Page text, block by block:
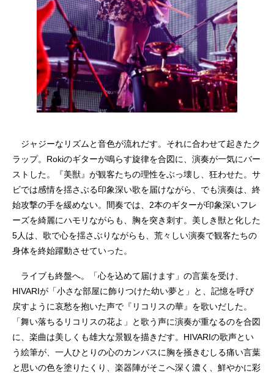
ジャジーなリズムと音色が流れだす。それに合わせて起きたク
ラップ。Rokiのギターが鳴らす旋律を合図に、演奏が一気にバー
ストした。『美獣』が観客たちの理性をぶっ壊し、狂わせた。サ
ビでは感情を揺さぶる印象深い歌を届けながら、でも演奏は、終
始攻撃の手を緩めない。間奏では、2本のギターが印象深いフレ
ーズを綺麗にハモリながらも、胸を突き刺す。美しき獣と化した
5人は、歌で心を揺さぶりながらも、荒々しい演奏で観客たちの
身体を終始躍動させていった。
ライブも終盤へ。「心を込めて届けます」の言葉を受け、
HIVARIが「小さな部屋に飾りつけた幼い夢と」と、記憶を呼び
戻すように哀愁を抱いた声で『リコリスの華』を歌いだした。
「舞い落ちるリコリスの花よ」と歌う声に演奏が重なるのを合図
に、楽曲は美しくも雄大な景観を描きだす。HIVARIの歌声とい
う絵筆が、一人ひとりの心のカンバスに胸を掻きむしる痛い言葉
と思いの色を塗りたくり、楽器陣がそこへ深く濃く、鮮やかに彩